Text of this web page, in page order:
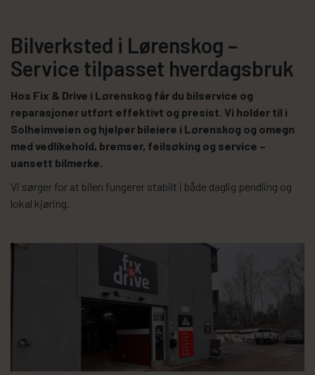
Bilverksted i Lørenskog –
Service tilpasset hverdagsbruk
Hos Fix & Drive i Lørenskog får du bilservice og
reparasjoner utført effektivt og presist. Vi holder til i
Solheimveien og hjelper bileiere i Lørenskog og omegn
med vedlikehold, bremser, feilsøking og service –
uansett bilmerke.
Vi sørger for at bilen fungerer stabilt i både daglig pendling og
lokal kjøring.